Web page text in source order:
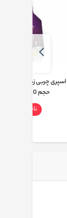
اسپری چربی زدای قوی
حجم 750 میلی لیتر
ناموجود